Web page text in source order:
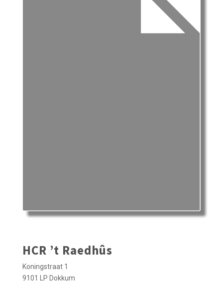
HCR ’t Raedhûs
Koningstraat 1
9101 LP Dokkum